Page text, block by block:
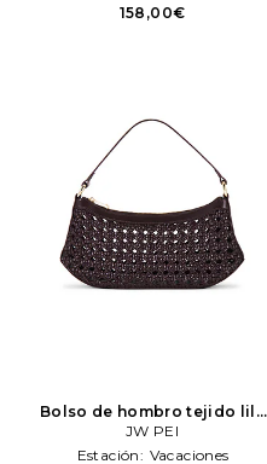
158,00€
Bolso de hombro tejido lily
en color marrón
JW PEI
Estación: Vacaciones